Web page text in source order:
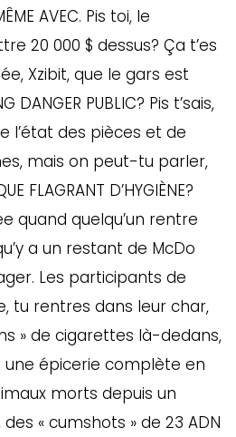
AVEC. Pis toi, le
20 000 $ dessus? Ça t’es
Xzibit, que le gars est
DANGER PUBLIC? Pis t’sais,
l’état des pièces et de
mais on peut-tu parler,
FLAGRANT D’HYGIÈNE?
quand quelqu’un rentre
a un restant de McDo
Les participants de
tu rentres dans leur char,
» de cigarettes là-dedans,
une épicerie complète en
morts depuis un
« cumshots » de 23 ADN